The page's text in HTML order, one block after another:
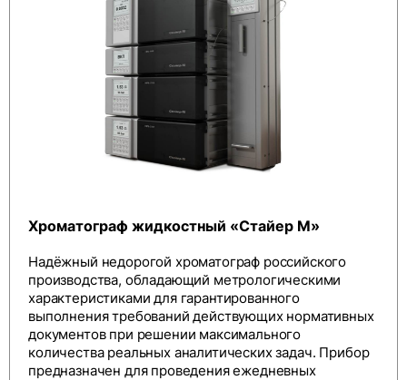
Хроматограф жидкостный «Стайер М»
Надёжный недорогой хроматограф российского
производства, обладающий метрологическими
характеристиками для гарантированного
выполнения требований действующих нормативных
документов при решении максимального
количества реальных аналитических задач. Прибор
предназначен для проведения ежедневных